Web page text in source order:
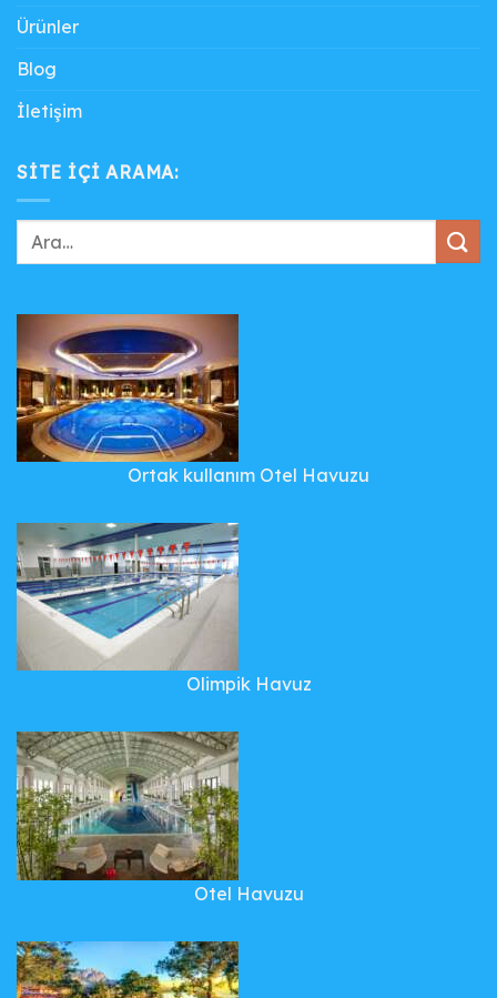
Ürünler
Blog
İletişim
SITE IÇI ARAMA:
Ortak kullanım Otel Havuzu
Olimpik Havuz
Otel Havuzu